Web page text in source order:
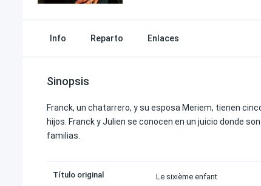
Info Reparto Enlaces
Sinopsis
Franck, un chatarrero, y su esposa Meriem, tienen
hijos. Franck y Julien se conocen en un juicio donde
familias.
Título original Le sixième enfant